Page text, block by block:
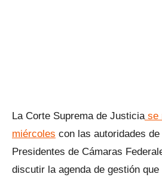
La Corte Suprema de Justiciase
miércoles con las autoridades
Presidentes de Cámaras
discutir la agenda de gestión